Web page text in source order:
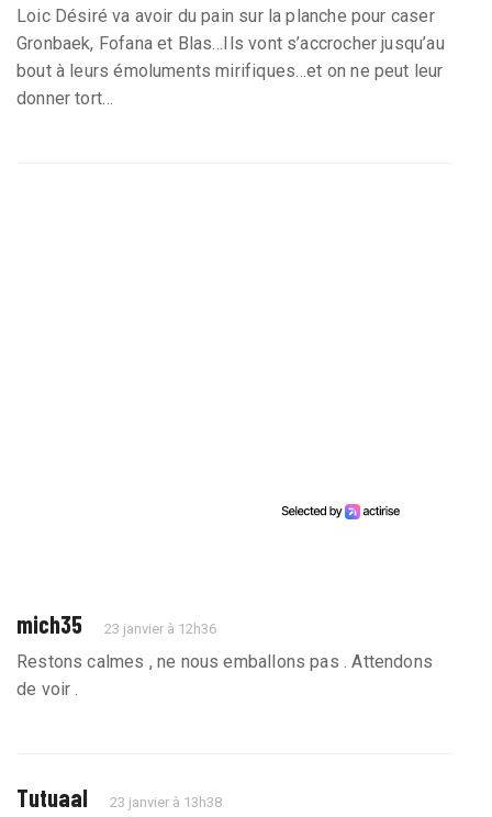
Loic Désiré va avoir du pain sur la planche pour caser
Gronbaek, Fofana et Blas…Ils vont s’accrocher jusqu’au
bout à leurs émoluments mirifiques…et on ne peut leur
donner tort…
mich35 23 janvier à 12h36
Restons calmes , ne nous emballons pas . Attendons
de voir .
Tutuaal 23 janvier à 13h38